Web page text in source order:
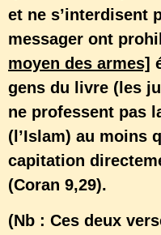
et ne s’interdisent
messager ont
moyen des armes]
gens du livre (les
ne professent pas
(l’Islam) au moins
capitation
(Coran 9,29).
(Nb : Ces deux